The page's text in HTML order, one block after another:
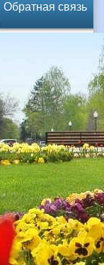
Обратная связь